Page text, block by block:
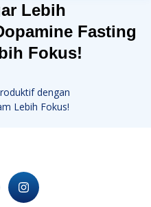
Lebih
Fasting
Fokus!
dengan
Lebih Fokus!